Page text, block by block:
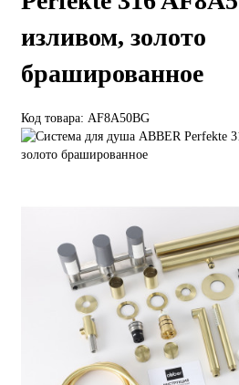
изливом, золото
брашированное
Код товара: AF8A50BG